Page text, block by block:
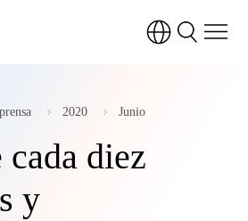
2020 Junio
cada diez
y